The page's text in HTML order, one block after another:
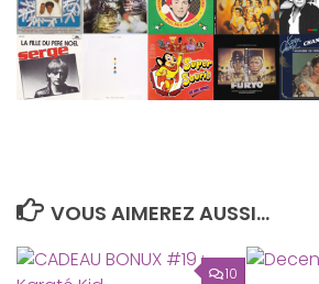
VOUS AIMEREZ AUSSI...
10